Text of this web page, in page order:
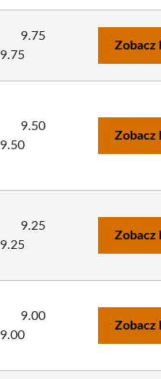
9.75
9.75
Zobacz
9.50
9.50
Zobacz
9.25
9.25
Zobacz
9.00
9.00
Zobacz